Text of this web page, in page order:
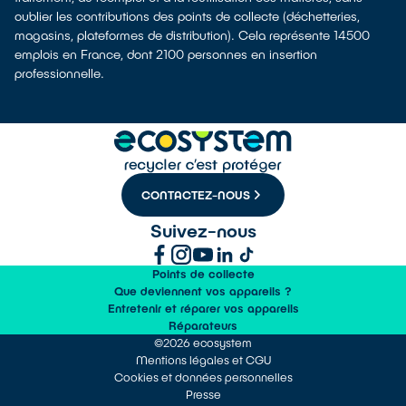
oublier les contributions des points de collecte (déchetteries,
magasins, plateformes de distribution). Cela représente 14500
emplois en France, dont 2100 personnes en insertion
professionnelle.
CONTACTEZ-NOUS
Suivez-nous
Points de collecte
Que deviennent vos appareils ?
Entretenir et réparer vos appareils
Réparateurs
©2026 ecosystem
Mentions légales et CGU
Cookies et données personnelles
Presse